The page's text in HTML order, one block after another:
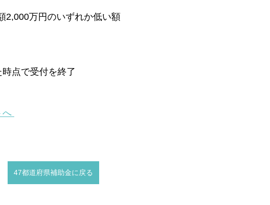
2,000万円のいずれか低い額
点で受付を終了
へ
47都道府県補助金に戻る